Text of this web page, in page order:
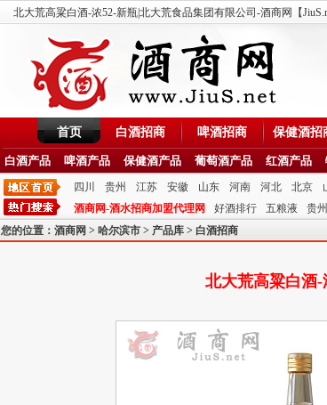
北大荒高粱白酒-浓52-新瓶|北大荒食品集团有限公司-酒商网【
首页 白酒招商 啤酒招商 保健酒招
白酒产品 啤酒产品 保健酒产品 葡萄酒产品 红酒产品
四川 贵州 江苏 安徽 山东 河南 河北 北京
酒商网-酒水招商加盟代理网
好酒排行 五粮液 贵
您的位置： 酒商网 > 哈尔滨市 > 产品库 > 白酒招商
北大荒高粱白酒-